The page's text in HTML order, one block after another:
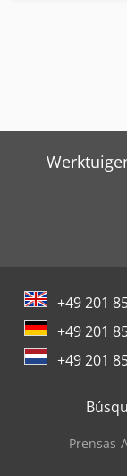
+49 201
+49 201
+49 201
Prensas-